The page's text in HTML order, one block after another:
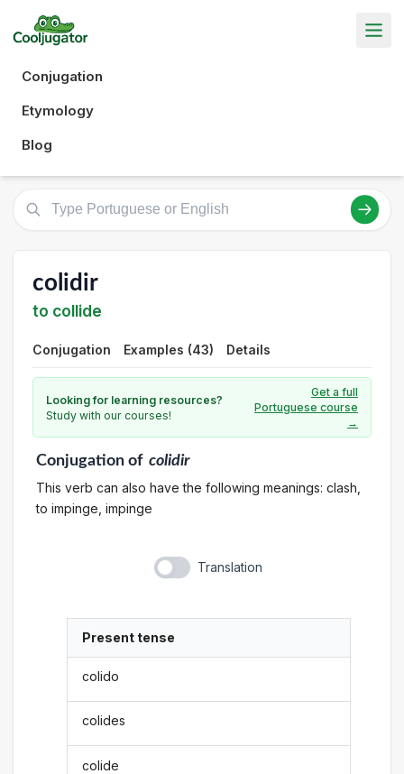
Conjugation
Etymology
Blog
colidir
to collide
Conjugation Examples (43) Details
Looking for learning resources?
Study with our courses!
Get a full
Portuguese course
→
Conjugationof colidir
This verb can also have the following meanings: clash,
to impinge, impinge
Translation
Present tense
colido
colides
colide